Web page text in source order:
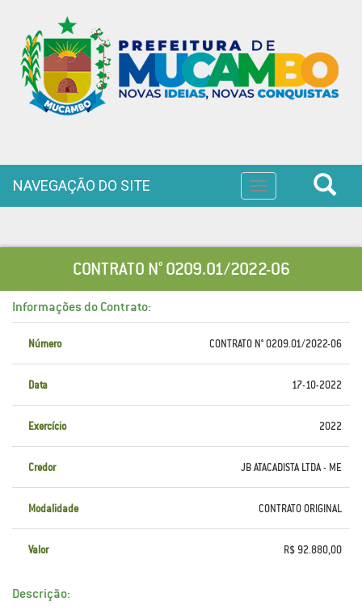
Toggle
navigation
NAVEGAÇÃO DO SITE
CONTRATO N° 0209.01/2022-06
Informações do Contrato:
Número CONTRATO N° 0209.01/2022-06
Data 17-10-2022
Exercício 2022
Credor JB ATACADISTA LTDA - ME
Modalidade CONTRATO ORIGINAL
Valor R$ 92.880,00
Descrição: